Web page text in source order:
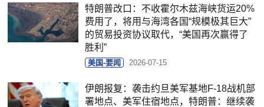
特朗普改口：不收霍尔木兹海峡货运20%
费用了，将用与海湾各国“规模极其巨大”
的贸易投资协议取代，“美国再次赢得了
胜利”
美国-要闻 2026-07-15
伊朗报复：袭击约旦美军基地F-18战机部
署地点、美军住宿地点，特朗普：继续袭